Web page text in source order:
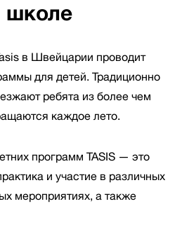
школе
в Швейцарии проводит
для детей. Традиционно
ребята из более чем
каждое лето.
программ TASIS — это
и участие в различных
мероприятиях, а также